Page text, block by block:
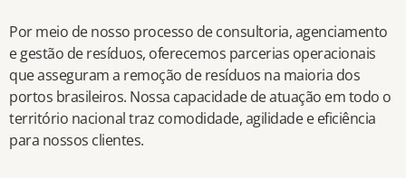
Por meio de nosso processo de consultoria, agenciamento
e gestão de resíduos, oferecemos parcerias operacionais
que asseguram a remoção de resíduos na maioria dos
portos brasileiros. Nossa capacidade de atuação em todo o
território nacional traz comodidade, agilidade e eficiência
para nossos clientes.